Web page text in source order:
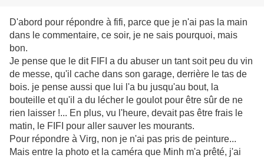
D'abord pour répondre à fifi, parce que je n'ai pas la main
dans le commentaire, ce soir, je ne sais pourquoi, mais
bon.
Je pense que le dit FIFI a du abuser un tant soit peu du vin
de messe, qu'il cache dans son garage, derrière le tas de
bois. je pense aussi que lui l'a bu jusqu'au bout, la
bouteille et qu'il a du lécher le goulot pour être sûr de ne
rien laisser !... En plus, vu l'heure, devait pas être frais le
matin, le FIFI pour aller sauver les mourants.
Pour répondre à Virg, non je n'ai pas pris de peinture...
Mais entre la photo et la caméra que Minh m'a prêté, j'ai